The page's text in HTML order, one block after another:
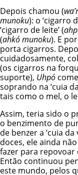
Depois chamou (
munoku): o ‘cigarro
‘cigarro de leite’ (
(ahkó munoku). E
porta cigarros.
cuidadosamente,
(os cigarros na
suporte), Uhpó
soprando na ‘cuia
tais como o mel, o
Assim, teria sido o
o benzimento de
de benzer a ‘cuia
doces, ele ainda
fazer para repovoar
Então continuou
este mundo, pelos